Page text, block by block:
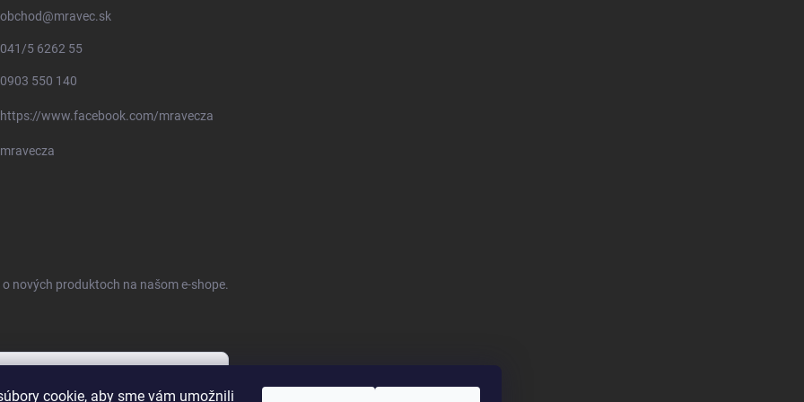
cookie, aby sme vám umožnili
obchod@mravec.sk
041/5 6262 55
0903 550 140
https://www.facebook.com/mravecza
mravecza
nových produktoch na našom e-shope.